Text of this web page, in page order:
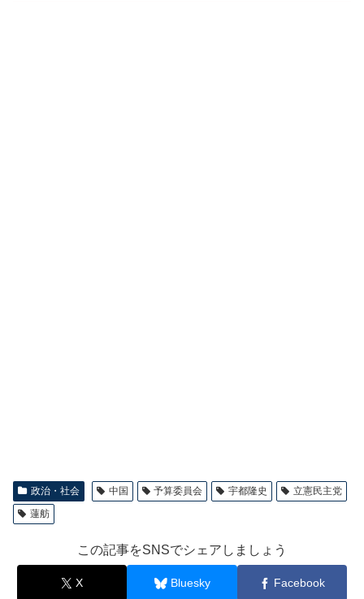
政治・社会 中国 予算委員会 宇都隆史
立憲民主党
蓮舫
この記事をSNSでシェアしましょう
X Bluesky Facebook